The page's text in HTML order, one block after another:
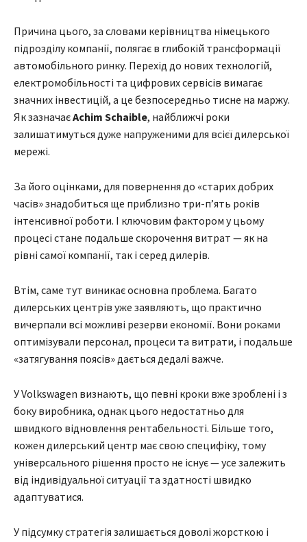
Причина цього, за словами керівництва німецького
підрозділу компанії, полягає в глибокій трансформації
автомобільного ринку. Перехід до нових технологій,
електромобільності та цифрових сервісів вимагає
значних інвестицій, а це безпосередньо тисне на маржу.
Як зазначаєAchim Schaible, найближчі роки
залишатимуться дуже напруженими для всієї дилерської
мережі.
За його оцінками, для повернення до «старих добрих
часів» знадобиться ще приблизно три-п’ять років
інтенсивної роботи. І ключовим фактором у цьому
процесі стане подальше скорочення витрат — як на
рівні самої компанії, так і серед дилерів.
Втім, саме тут виникає основна проблема. Багато
дилерських центрів уже заявляють, що практично
вичерпали всі можливі резерви економії. Вони роками
оптимізували персонал, процеси та витрати, і подальше
«затягування поясів» дається дедалі важче.
У Volkswagen визнають, що певні кроки вже зроблені і з
боку виробника, однак цього недостатньо для
швидкого відновлення рентабельності. Більше того,
кожен дилерський центр має свою специфіку, тому
універсального рішення просто не існує — усе залежить
від індивідуальної ситуації та здатності швидко
адаптуватися.
У підсумку стратегія залишається доволі жорсткою і